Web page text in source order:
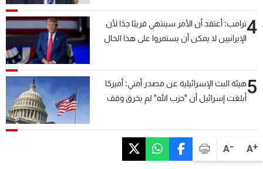
A+
A-
4ترامب: أعتقد أن الأمر سينتهي قريبًا جدًا لأن
الإيرانيين لا يمكن أن يستمروا على هذا الحال
5هيئة البث الإسرائيلية عن مصدر أمني: أميركا
أبلغت إسرائيل أن "حزب الله" لم يخرق وقف